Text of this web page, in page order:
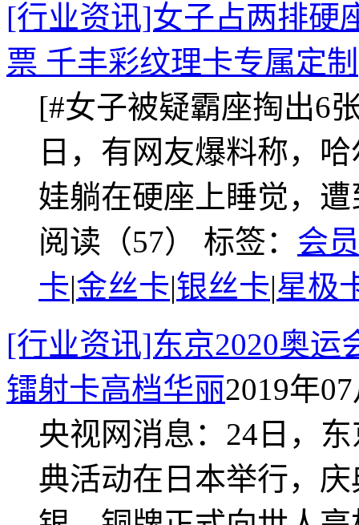
[行业资讯]女子占两排硬
票 千丰彩纹理卡专属定制
[#女子被疑霸座掏出6
日，有网友爆料称，
娃躺在硬座上睡觉，
阅读（57） 标签： 会
卡|金丝卡|银丝卡|星极
[行业资讯]东京2020奥运
镭射卡高档华丽2019年
央视网消息：24日，
典活动在日本举行，